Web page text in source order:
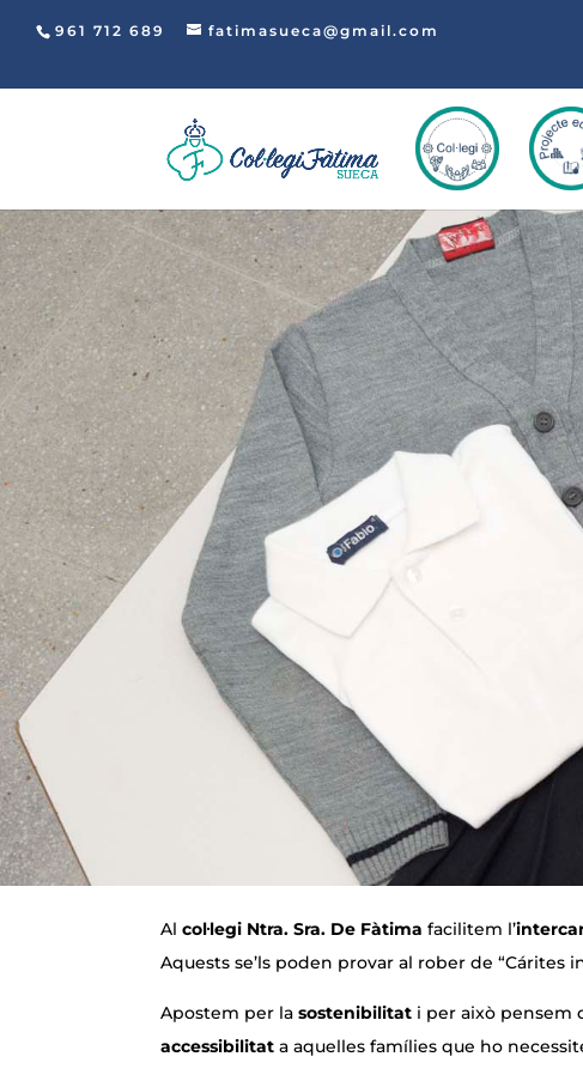
961 712 689 fatimasueca@gmail.com
Alcol·legi Ntra. Sra. De Fàtima facilitem l’
Aquests se’ls poden provar al rober de “Cárites
Apostem per lasostenibilitat i per això pensem
accessibilitat a aquelles famílies que ho